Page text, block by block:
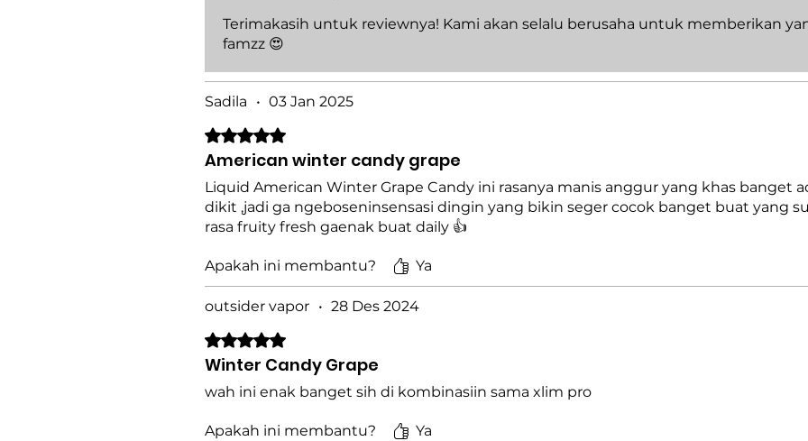
Terimakasih untuk reviewnya! Kami akan selalu berusaha untuk memberikan
famzz 😍
Sadila • 03 Jan 2025
Dinilai 5 dari 5 bintang.
American winter candy grape
Liquid American Winter Grape Candy ini rasanya manis anggur yang khas banget
dikit ,jadi ga ngeboseninsensasi dingin yang bikin seger cocok banget buat yang
rasa fruity fresh gaenak buat daily 👍
Apakah ini membantu? Ya
outsider vapor • 28 Des 2024
Dinilai 5 dari 5 bintang.
Winter Candy Grape
wah ini enak banget sih di kombinasiin sama xlim pro
Apakah ini membantu? Ya